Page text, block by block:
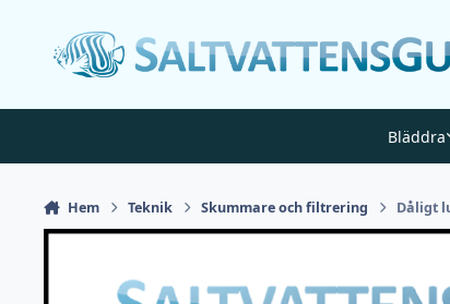
Bläddra
Hem Teknik Skummare och filtrering Dåligt